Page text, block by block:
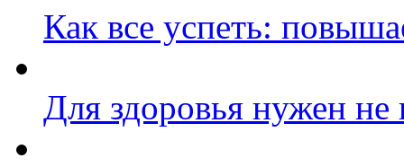
Как все успеть:
Для здоровья нужен не